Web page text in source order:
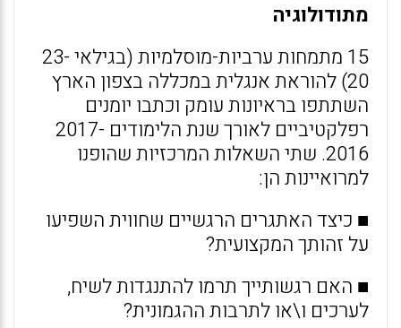
מתודולוגיה
15 מתמחות ערביות-מוסלמיות (בגילאי 23-
20) להוראת אנגלית במכללה בצפון הארץ
השתתפו בראיונות עומק וכתבו יומנים
רפלקטיביים לאורך שנת הלימודים 2017-
2016. שתי השאלות המרכזיות שהופנו
למרואיינות הן:
■ כיצד האתגרים הרגשיים שחווית השפיעו
על זהותך המקצועית?
■ האם רגשותייך תרמו להתנגדות לשיח,
לערכים ו\או לתרבות ההגמונית?